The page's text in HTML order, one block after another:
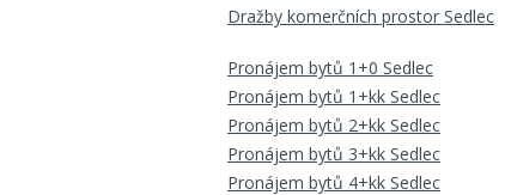
Dražby komerčních prostor Sedlec
Pronájem bytů 1+0 Sedlec
Pronájem bytů 1+kk Sedlec
Pronájem bytů 2+kk Sedlec
Pronájem bytů 3+kk Sedlec
Pronájem bytů 4+kk Sedlec